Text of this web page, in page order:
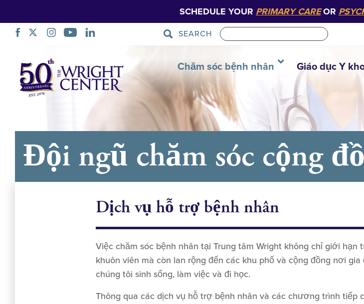
SCHEDULE YOUR PRIMARY CAREOR
SEARCH
qua
điều
hướng
Chăm sóc bệnh nhân Giáo dục Y
Đội ngũ chăm sóc cộng
Dịch vụ hỗ trợ bệnh nhân
Việc chăm sóc bệnh nhân tại Trung tâm Wright không chỉ giới hạn
khuôn viên mà còn lan rộng đến các khu phố và cộng đồng nơi gia
chúng tôi sinh sống, làm việc và đi học.
Thông qua các dịch vụ hỗ trợ bệnh nhân và các chương trình tiếp